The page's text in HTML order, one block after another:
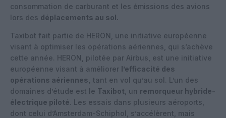
consommation de carburant et les émissions des avions
lors des déplacements au sol.
Taxibot fait partie de HERON, une initiative européenne
visant à optimiser les opérations aériennes, qui s’achève
cette année. HERON, pilotée par Airbus, est une initiative
européenne visant à améliorer l’efficacité des
opérations aériennes, tant en vol qu’au sol. L’un des
domaines d’étude est le Taxibot , un remorqueur hybride-
électrique piloté. Les essais dans plusieurs aéroports,
dont celui d’Amsterdam-Schiphol, s’accélèrent, mais